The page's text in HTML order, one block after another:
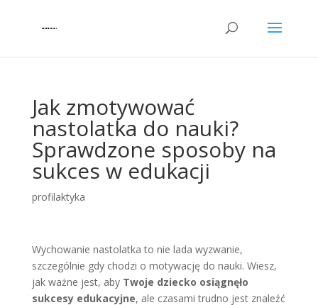
Jak zmotywować
nastolatka do nauki?
Sprawdzone sposoby na
sukces w edukacji
profilaktyka
Wychowanie nastolatka to nie lada wyzwanie,
szczególnie gdy chodzi o motywację do nauki. Wiesz,
jak ważne jest, aby Twoje dziecko osiągnęło
sukcesy edukacyjne, ale czasami trudno jest znaleźć